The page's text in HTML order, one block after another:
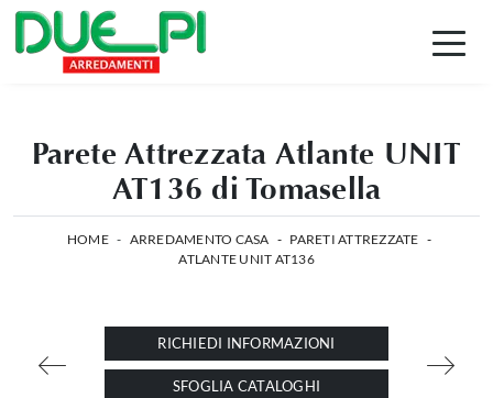
Parete Attrezzata Atlante UNIT
AT136 di Tomasella
HOME - ARREDAMENTO CASA - PARETI ATTREZZATE -
ATLANTE UNIT AT136
RICHIEDI INFORMAZIONI
SFOGLIA CATALOGHI